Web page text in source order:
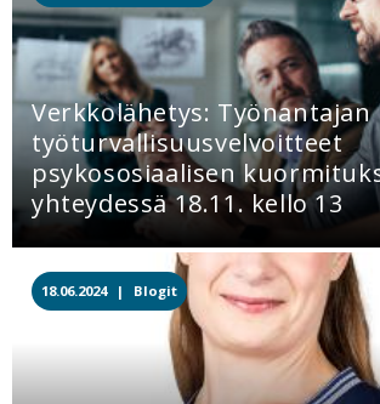
Verkkolähetys: Työnantajan
työturvallisuusvelvoitteet
psykososiaalisen
yhteydessä 18.11. kello 13
18.06.2024 | Blogit